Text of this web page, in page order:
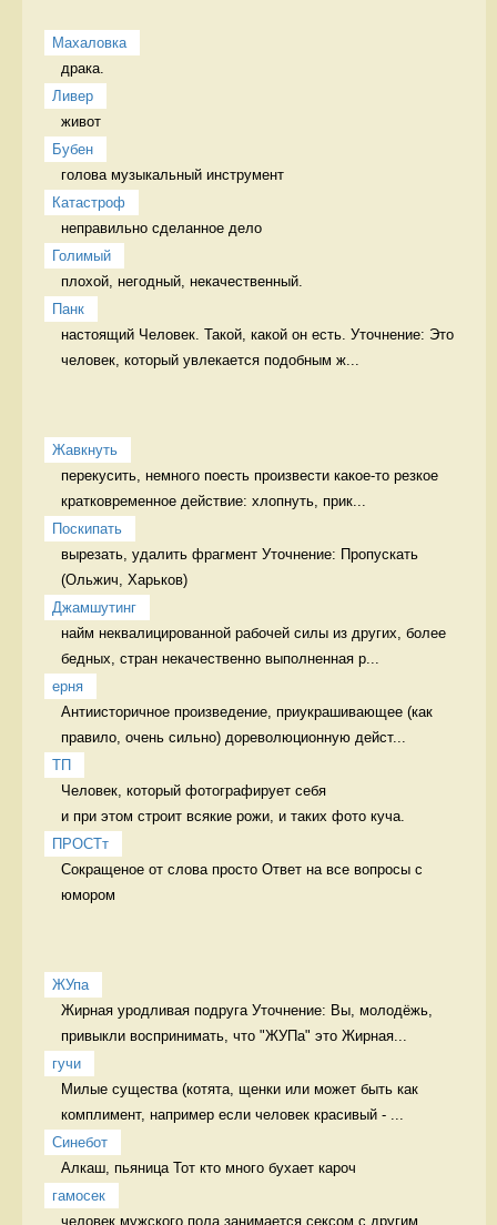
Махаловка
драка.
Ливер
живот
Бубен
голова музыкальный инструмент
Катастроф
неправильно сделанное дело
Голимый
плохой, негодный, некачественный.
Панк
настоящий Человек. Такой, какой он есть. Уточнение: Это
человек, который увлекается подобным ж...
Жавкнуть
перекусить, немного поесть произвести какое-то резкое
кратковременное действие: хлопнуть, прик...
Поскипать
вырезать, удалить фрагмент Уточнение: Пропускать
Джамшутинг
найм неквалицированной рабочей силы из других, более
бедных, стран некачественно выполненная р...
ерня
Антиисторичное произведение, приукрашивающее (как
правило, очень сильно) дореволюционную дейст...
ТП
Человек, который фотографирует себя
и при этом строит всякие рожи, и таких фото куча.
ПРОСТт
Сокращеное от слова просто Ответ на все вопросы с
юмором
ЖУпа
Жирная уродливая подруга Уточнение: Вы, молодёжь,
привыкли воспринимать, что "ЖУПа" это Жирная...
гучи
Милые существа (котята, щенки или может быть как
комплимент, например если человек красивый - ...
Синебот
Алкаш, пьяница Тот кто много бухает кароч
гамосек
человек мужского пола занимается сексом с другим